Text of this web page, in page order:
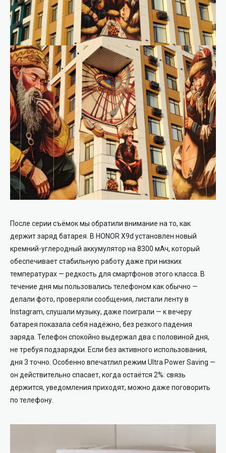
После серии съёмок мы обратили внимание на то, как
держит заряд батарея. В HONOR X9d установлен новый
кремний-углеродный аккумулятор на 8300 мАч, который
обеспечивает стабильную работу даже при низких
температурах — редкость для смартфонов этого класса. В
течение дня мы пользовались телефоном как обычно —
делали фото, проверяли сообщения, листали ленту в
Instagram, слушали музыку, даже поиграли — к вечеру
батарея показала себя надёжно, без резкого падения
заряда. Телефон спокойно выдержал два с половиной дня,
не требуя подзарядки. Если без активного использования,
дня 3 точно. Особенно впечатлил режим Ultra Power Saving —
он действительно спасает, когда остаётся 2%: связь
держится, уведомления приходят, можно даже поговорить
по телефону.